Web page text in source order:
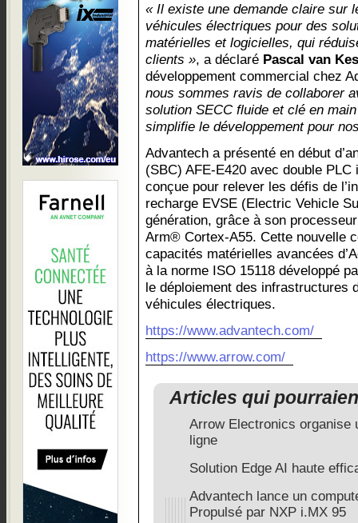
« Il existe une demande claire sur
véhicules électriques pour des
matérielles et logicielles, qui
clients », a déclaré Pascal van
développement commercial chez
nous sommes ravis de collaborer
solution SECC fluide et clé en
simplifie le développement pour
Advantech a présenté en début
(SBC) AFE-E420 avec double
conçue pour relever les défis de
recharge EVSE (Electric Vehicle
génération, grâce à son
Arm® Cortex-A55. Cette nouvelle
capacités matérielles avancées
à la norme ISO 15118 développé
le déploiement des infrastructures
véhicules électriques.
https://www.advantech.com/
https://www.arrow.com/
Articles qui
Arrow Electronics organise
ligne
Solution Edge AI haute
Advantech lance un
Propulsé par NXP i.MX 95